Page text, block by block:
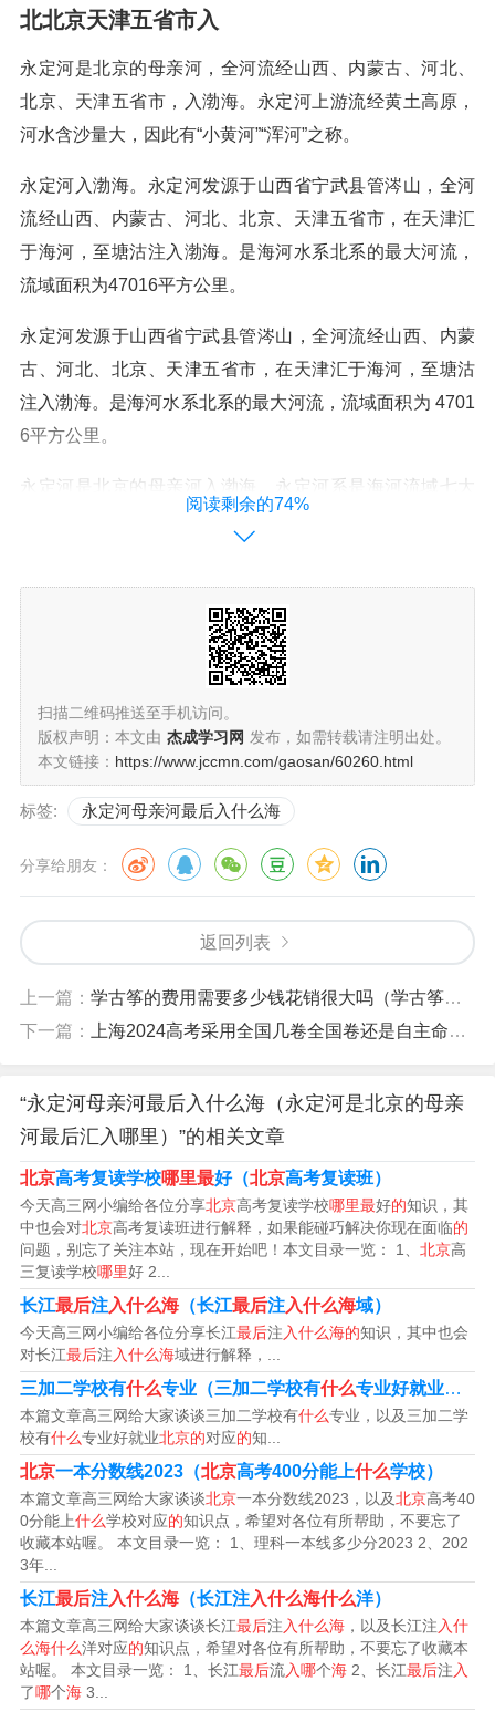
北北京天津五省市入
永定河是北京的母亲河，全河流经山西、内蒙古、河北、
北京、天津五省市，入渤海。永定河上游流经黄土高原，
河水含沙量大，因此有“小黄河”“浑河”之称。
永定河入渤海。永定河发源于山西省宁武县管涔山，全河
流经山西、内蒙古、河北、北京、天津五省市，在天津汇
于海河，至塘沽注入渤海。是海河水系北系的最大河流，
流域面积为47016平方公里。
永定河发源于山西省宁武县管涔山，全河流经山西、内蒙
古、河北、北京、天津五省市，在天津汇于海河，至塘沽
注入渤海。是海河水系北系的最大河流，流域面积为 4701
6平方公里。
永定河是北京的母亲河入渤海。永定河系是海河流域七大
水系之一，位于东经112°～117°45’、北纬39°～41°20’，
河。
永定河是北京的母亲河入什么海?
永定河是北京的母亲河入渤海。永定河系是海河流域七大
东邻潮白河、北运河，西邻黄河，南为大清河，北为内陆
河。
永定河是北京的母亲河，全河流经山西、内蒙古、河北、
北京、天津五省市，入渤海。永定河上游流经黄土高原，
河水含沙量大，因此有“小黄河”“浑河”之称。
永定河入渤海。永定河发源于山西省宁武县管涔山，全河
流经山西、内蒙古、河北、北京、天津五省市，在天津汇
于海河，至塘沽注入渤海。是海河水系北系的最大河流，
流域面积为47016平方公里。
永定河最终流入什么海
1、永定河流入渤海。永定河，古称治水、_水、桑干河、
卢沟、浑河、无定河，是海河流域七大水系之一。永定河
上游流经黄土高原，河水含沙量大，因此有“小黄河”“浑河”
之称。
2、永定河入渤海，永定河发源于山西省宁武县管涔山，全
河流经山西、内蒙古、河北、北京、天津五省市，在天津
阅读剩余的74%
扫描二维码推送至手机访问。
版权声明：本文由 杰成学习网 发布，如需转载请注明出处。
本文链接： https://www.jccmn.com/gaosan/60260.html
标签: 永定河母亲河最后入什么海
分享给朋友：
返回列表
上一篇： 学古筝的费用需要多少钱花销很大吗（学古筝的费用需要多少钱,大概花销是多少呢）
下一篇：
上海2024高考采用全国几卷全国卷还是自主命题（上海高考2024改革）
“永定河母亲河最后入什么海（永定河是北京的母亲
河最后汇入哪里）”的相关文章
北京高考复读学校哪里最好（北京高考复读班）
今天高三网小编给各位分享北京高考复读学校哪里最好的知识，其
中也会对北京高考复读班进行解释，如果能碰巧解决你现在面临的
问题，别忘了关注本站，现在开始吧！本文目录一览： 1、 北京高
三复读学校哪里好 2...
长江最后注入什么海 （长江最后注入什么海域）
今天高三网小编给各位分享长江最后注 入什么海的知识，其中也会
对长江最后注 入什么海域进行解释，...
三加二学校有什么专业（三加二学校有什么专业好就业北京
本篇文章高三网给大家谈谈三加二学校有什么专业，以及三加二学
校有什么专业好就业北京的对应的知...
北京一本分数线2023（北京高考400分能上什么学校）
本篇文章高三网给大家谈谈北京一本分数线2023，以及北京高考40
0分能上什么学校对应的知识点，希望对各位有所帮助，不要忘了
收藏本站喔。 本文目录一览： 1、理科一本线多少分2023 2、202
3年...
长江最后注入什么海 （长江注入什么海什么洋）
本篇文章高三网给大家谈谈长江最后注 入什么海 ，以及长江注 入什
么海什么洋对应的知识点，希望对各位有所帮助，不要忘了收藏本
站喔。 本文目录一览： 1、长江最后流入哪个海 2、长江最后注 入
了哪个海 3...